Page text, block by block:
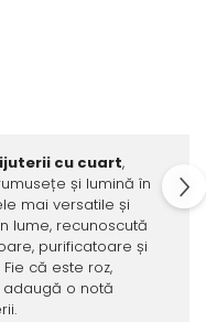
cu cuart,
și lumină în
mai versatile și
lume, recunoscută
purificatoare și
că este roz,
adaugă o notă